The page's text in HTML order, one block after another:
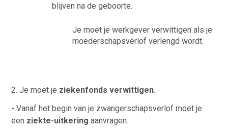
blijven na de geboorte.
Je moet je werkgever verwittigen als je
moederschapsverlof verlengd wordt.
2. Je moet je ziekenfonds verwittigen.
Vanaf het begin van je zwangerschapsverlof moet je
een ziekte-uitkering aanvragen.